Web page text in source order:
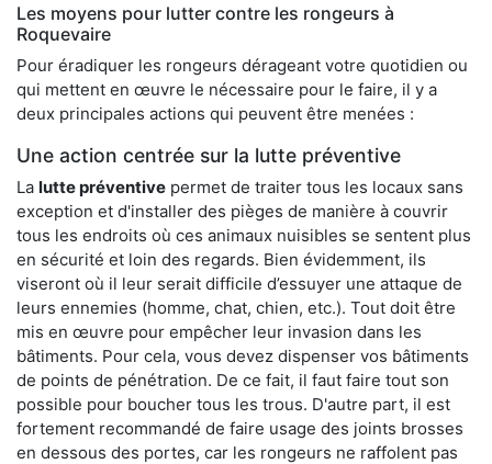
Les moyens pour lutter contre les rongeurs à
Roquevaire
Pour éradiquer les rongeurs dérageant votre quotidien ou
qui mettent en œuvre le nécessaire pour le faire, il y a
deux principales actions qui peuvent être menées :
Une action centrée sur la lutte préventive
La lutte préventive permet de traiter tous les locaux sans
exception et d'installer des pièges de manière à couvrir
tous les endroits où ces animaux nuisibles se sentent plus
en sécurité et loin des regards. Bien évidemment, ils
viseront où il leur serait difficile d’essuyer une attaque de
leurs ennemies (homme, chat, chien, etc.). Tout doit être
mis en œuvre pour empêcher leur invasion dans les
bâtiments. Pour cela, vous devez dispenser vos bâtiments
de points de pénétration. De ce fait, il faut faire tout son
possible pour boucher tous les trous. D'autre part, il est
fortement recommandé de faire usage des joints brosses
en dessous des portes, car les rongeurs ne raffolent pas